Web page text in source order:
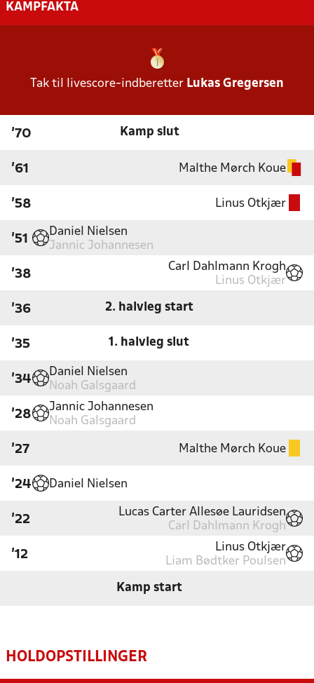
KAMPFAKTA
Tak til livescore-indberetter Lukas Gregersen
'70 Kamp slut
'61 Malthe Mørch Koue
'58 Linus Otkjær
'51
Daniel Nielsen
Jannic Johannesen
'38
Carl Dahlmann Krogh
Linus Otkjær
'36 2. halvleg start
'35 1. halvleg slut
'34
Daniel Nielsen
Noah Galsgaard
'28
Jannic Johannesen
Noah Galsgaard
'27 Malthe Mørch Koue
'24 Daniel Nielsen
'22
Lucas Carter Allesøe Lauridsen
Carl Dahlmann Krogh
'12
Linus Otkjær
Liam Bødtker Poulsen
Kamp start
HOLDOPSTILLINGER